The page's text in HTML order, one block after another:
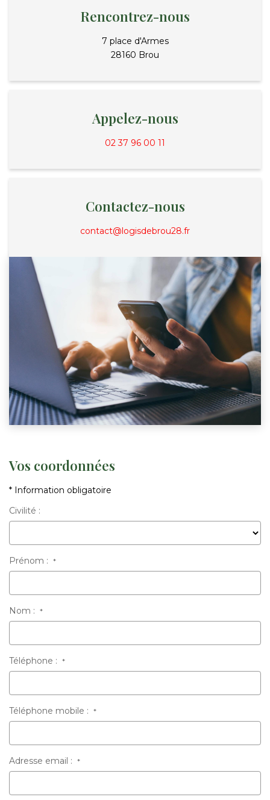
CONTACT
FNAIM
Rencontrez-nous
7 place d'Armes
28160 Brou
Appelez-nous
02 37 96 00 11
Contactez-nous
contact@logisdebrou28.fr
Vos coordonnées
* Information obligatoire
Civilité :
Prénom : *
Nom : *
Téléphone : *
Téléphone mobile : *
Adresse email : *